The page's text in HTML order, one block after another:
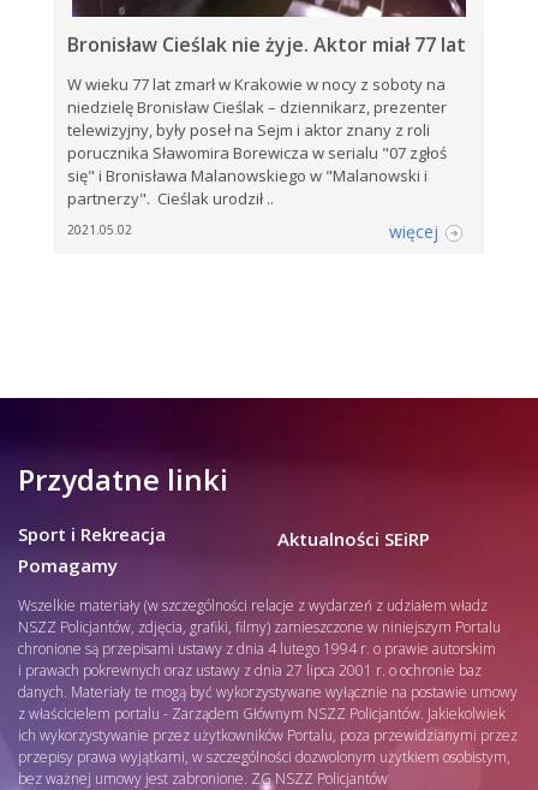
Bronisław Cieślak nie żyje. Aktor miał 77 lat
W wieku 77 lat zmarł w Krakowie w nocy z soboty na
niedzielę Bronisław Cieślak – dziennikarz, prezenter
telewizyjny, były poseł na Sejm i aktor znany z roli
porucznika Sławomira Borewicza w serialu "07 zgłoś
się" i Bronisława Malanowskiego w "Malanowski i
partnerzy". Cieślak urodził ..
2021.05.02 więcej
Przydatne linki
Sport i Rekreacja
Pomagamy
Aktualności SEiRP
Wszelkie materiały (w szczególności relacje z wydarzeń z udziałem władz
NSZZ Policjantów, zdjęcia, grafiki, filmy) zamieszczone w niniejszym Portalu
chronione są przepisami ustawy z dnia 4 lutego 1994 r. o prawie autorskim
i prawach pokrewnych oraz ustawy z dnia 27 lipca 2001 r. o ochronie baz
danych. Materiały te mogą być wykorzystywane wyłącznie na postawie umowy
z właścicielem portalu - Zarządem Głównym NSZZ Policjantów. Jakiekolwiek
ich wykorzystywanie przez użytkowników Portalu, poza przewidzianymi przez
przepisy prawa wyjątkami, w szczególności dozwolonym użytkiem osobistym,
bez ważnej umowy jest zabronione. ZG NSZZ Policjantów